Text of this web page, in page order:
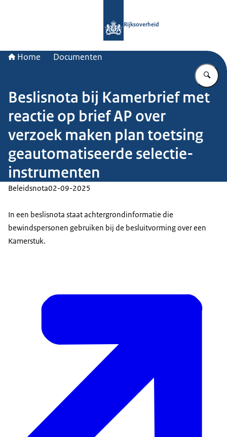
Rijksoverheid
Home Documenten
Beslisnota bij Kamerbrief met
reactie op brief AP over
verzoek maken plan toetsing
geautomatiseerde selectie-
instrumenten
Beleidsnota02-09-2025
In een beslisnota staat achtergrondinformatie die
bewindspersonen gebruiken bij de besluitvorming over een
Kamerstuk.